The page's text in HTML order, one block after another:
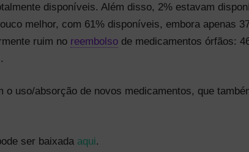
disponíveis. Além disso, 2% estavam
melhor, com 61% disponíveis, embora apenas
ruim no reembolso de medicamentos órfãos:
uso/absorção de novos medicamentos, que
ser baixada aqui.